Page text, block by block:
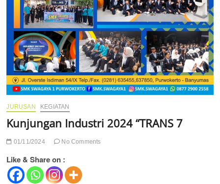
JURUSAN KEGIATAN
Kunjungan Industri 2024 “TRANS 7
01/11/2024 No Comments
Like & Share on :